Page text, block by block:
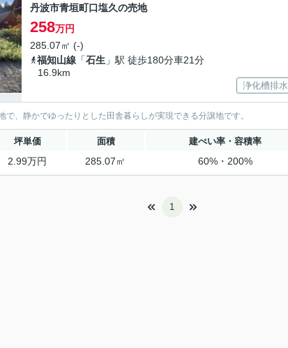
丹波市青垣町口塩久の売地
258万円
285.07㎡ (-)
福知山線 「石生 」駅 徒歩180分車21分
16.9km
浄化槽排水
で、静かでゆったりとした田舎暮らしが実現できる分譲地です。
坪単価 面積 建ぺい率・容積率
2.99万円 285.07㎡ 60%・200%
1